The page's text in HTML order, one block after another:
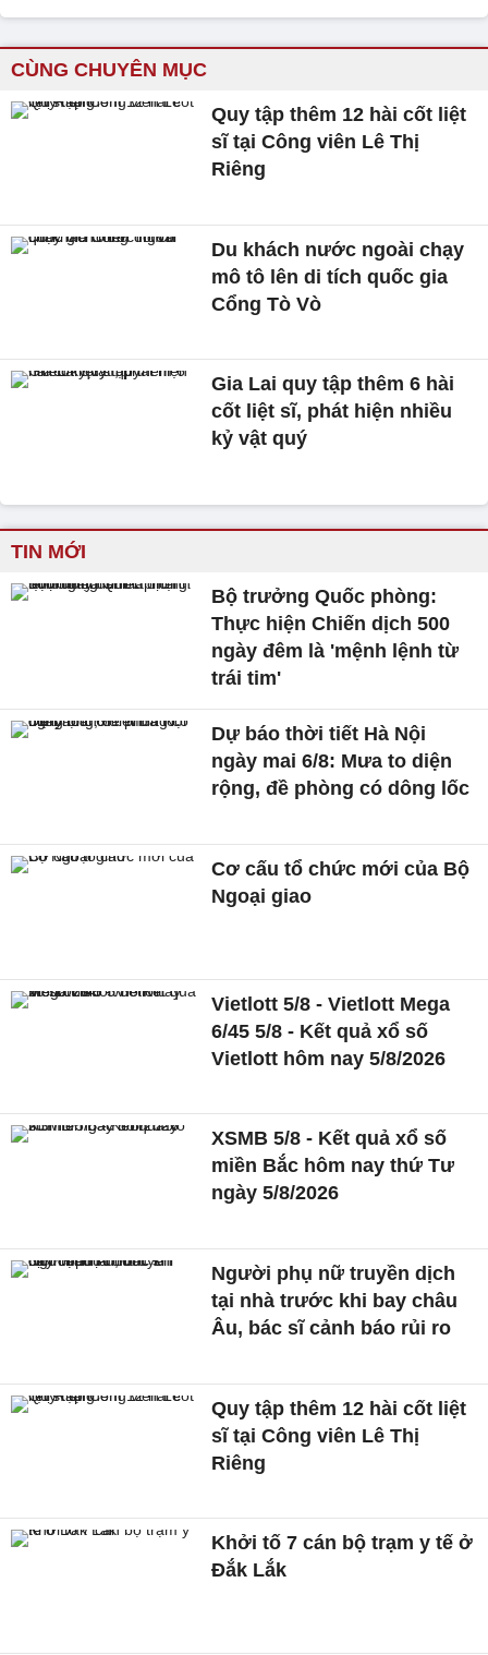
CÙNG CHUYÊN MỤC
Quy tập thêm 12 hài cốt liệt
sĩ tại Công viên Lê Thị
Riêng
Du khách nước ngoài chạy
mô tô lên di tích quốc gia
Cổng Tò Vò
Gia Lai quy tập thêm 6 hài
cốt liệt sĩ, phát hiện nhiều
kỷ vật quý
TIN MỚI
Bộ trưởng Quốc phòng:
Thực hiện Chiến dịch 500
ngày đêm là 'mệnh lệnh từ
trái tim'
Dự báo thời tiết Hà Nội
ngày mai 6/8: Mưa to diện
rộng, đề phòng có dông lốc
Cơ cấu tổ chức mới của Bộ
Ngoại giao
Vietlott 5/8 - Vietlott Mega
6/45 5/8 - Kết quả xổ số
Vietlott hôm nay 5/8/2026
XSMB 5/8 - Kết quả xổ số
miền Bắc hôm nay thứ Tư
ngày 5/8/2026
Người phụ nữ truyền dịch
tại nhà trước khi bay châu
Âu, bác sĩ cảnh báo rủi ro
Quy tập thêm 12 hài cốt liệt
sĩ tại Công viên Lê Thị
Riêng
Khởi tố 7 cán bộ trạm y tế ở
Đắk Lắk